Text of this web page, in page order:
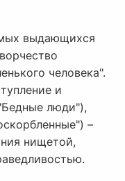
выдающихся
человека".
и
люди"),
–
нищетой,